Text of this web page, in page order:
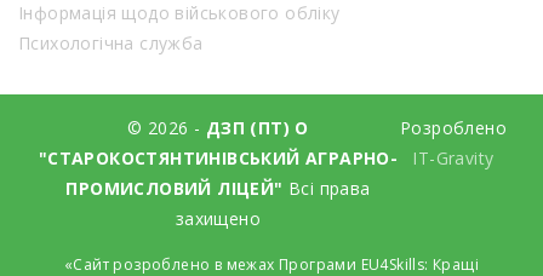
Інформація щодо військового обліку
Психологічна служба
© 2026 - ДЗП (ПТ) О
"СТАРОКОСТЯНТИНІВСЬКИЙ АГРАРНО-
ПРОМИСЛОВИЙ ЛІЦЕЙ" Всі права
захищено
Розроблено
IT-Gravity
«Сайт розроблено в межах Програми EU4Skills: Кращі